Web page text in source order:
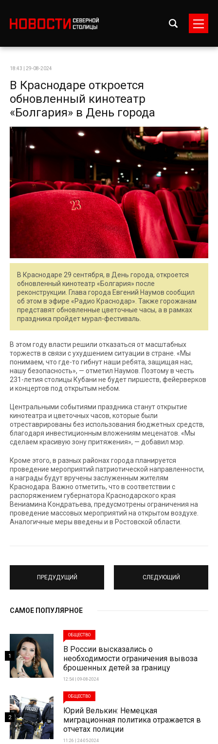
18:43 | 29-08-2024
В Краснодаре откроется
обновленный кинотеатр
«Болгария» в День города
В Краснодаре 29 сентября, в День города, откроется
обновленный кинотеатр «Болгария» после
реконструкции. Глава города Евгений Наумов сообщил
об этом в эфире «Радио Краснодар». Также горожанам
представят обновленные цветочные часы, а в рамках
праздника пройдет мурал-фестиваль.
В этом году власти решили отказаться от масштабных
торжеств в связи с ухудшением ситуации в стране. «Мы
понимаем, что где-то гибнут наши ребята, защищая нас,
нашу безопасность», — отметил Наумов. Поэтому в честь
231-летия столицы Кубани не будет пиршеств, фейерверков
и концертов под открытым небом.
Центральными событиями праздника станут открытие
кинотеатра и цветочных часов, которые были
отреставрированы без использования бюджетных средств,
благодаря инвестиционным вложениям меценатов. «Мы
сделаем красивую зону притяжения», — добавил мэр.
Кроме этого, в разных районах города планируется
проведение мероприятий патриотической направленности,
а награды будут вручены заслуженным жителям
Краснодара. Важно отметить, что в соответствии с
распоряжением губернатора Краснодарского края
Вениамина Кондратьева, предусмотрены ограничения на
проведение массовых мероприятий на открытом воздухе.
Аналогичные меры введены и в Ростовской области.
ПРЕДУДУЩИЙ СЛЕДУЮЩИЙ
САМОЕ ПОПУЛЯРНОЕ
ОБЩЕСТВО
В России высказались о
необходимости ограничения вывоза
брошенных детей за границу
12:54 | 09-08-2024
1
ОБЩЕСТВО
Юрий Велькин: Немецкая
миграционная политика отражается в
отчетах полиции
11:26 | 24-05-2024
2